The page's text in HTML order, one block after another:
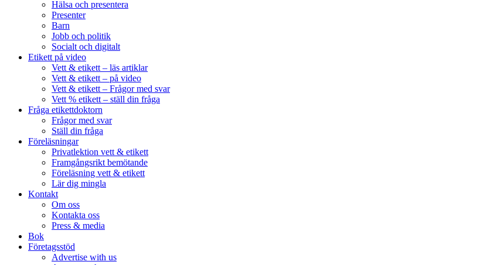
Hälsa och presentera
Presenter
Barn
Jobb och politik
Socialt och digitalt
Etikett på video
Vett & etikett – läs artiklar
Vett & etikett – på video
Vett & etikett – Frågor med svar
Vett % etikett – ställ din fråga
Fråga etikettdoktorn
Frågor med svar
Ställ din fråga
Föreläsningar
Privatlektion vett & etikett
Framgångsrikt bemötande
Föreläsning vett & etikett
Lär dig mingla
Kontakt
Om oss
Kontakta oss
Press & media
Bok
Företagsstöd
Advertise with us